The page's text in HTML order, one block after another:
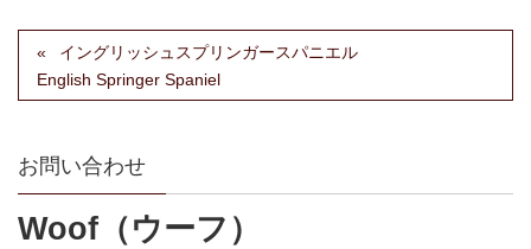
イングリッシュスプリンガースパニエル
English Springer Spaniel
お問い合わせ
Woof（ウーフ）